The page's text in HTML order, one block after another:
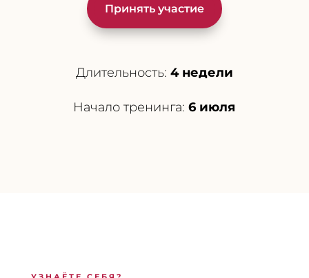
Принять участие
Длительность: 4 недели
Начало тренинга:6 июля